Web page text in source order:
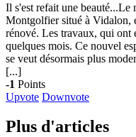
Il s'est refait une beauté...Le
Montgolfier situé à Vidalon,
rénové. Les travaux, qui ont
quelques mois. Ce nouvel
se veut désormais plus
[...]
-1 Points
Upvote Downvote
Plus d'articles